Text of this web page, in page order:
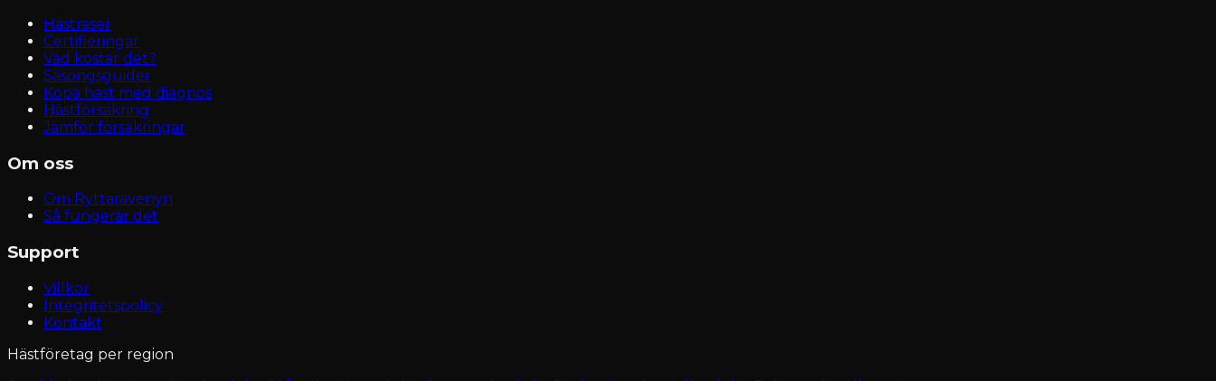
Hästraser
Certifieringar
Vad kostar det?
Säsongsguider
Köpa häst med diagnos
Hästförsäkring
Jämför försäkringar
Om oss
Om Ryttaravenyn
Så fungerar det
Support
Villkor
Integritetspolicy
Kontakt
Hästföretag per region